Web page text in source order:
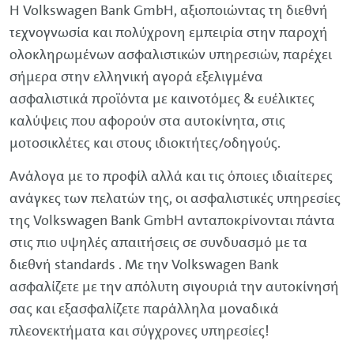
Η Volkswagen BankGmbH, αξιοποιώντας τη διεθνή
τεχνογνωσία και πολύχρονη εμπειρία στην παροχή
ολοκληρωμένων ασφαλιστικών υπηρεσιών, παρέχει
σήμερα στην ελληνική αγορά εξελιγμένα
ασφαλιστικά προϊόντα με καινοτόμες & ευέλικτες
καλύψεις που αφορούν στα αυτοκίνητα, στις
μοτοσικλέτες και στους ιδιοκτήτες/οδηγούς.
Ανάλογα με το προφίλ αλλά και τις όποιες ιδιαίτερες
ανάγκες των πελατών της, οι ασφαλιστικές υπηρεσίες
τηςVolkswagen BankGmbH ανταποκρίνονται πάντα
στις πιο υψηλές απαιτήσεις σε συνδυασμό με τα
διεθνή standards . Με τηνVolkswagen Bank
ασφαλίζετε με την απόλυτη σιγουριά την αυτοκίνησή
σας και εξασφαλίζετε παράλληλα μοναδικά
πλεονεκτήματα και σύγχρονες υπηρεσίες!